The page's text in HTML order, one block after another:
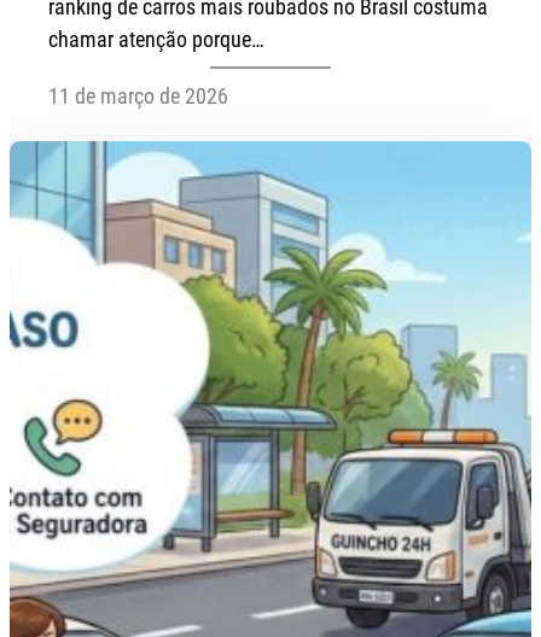
ranking de carros mais roubados no Brasil costuma
chamar atenção porque…
11 de março de 2026